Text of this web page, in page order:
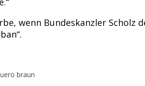
wenn Bundeskanzler
braun